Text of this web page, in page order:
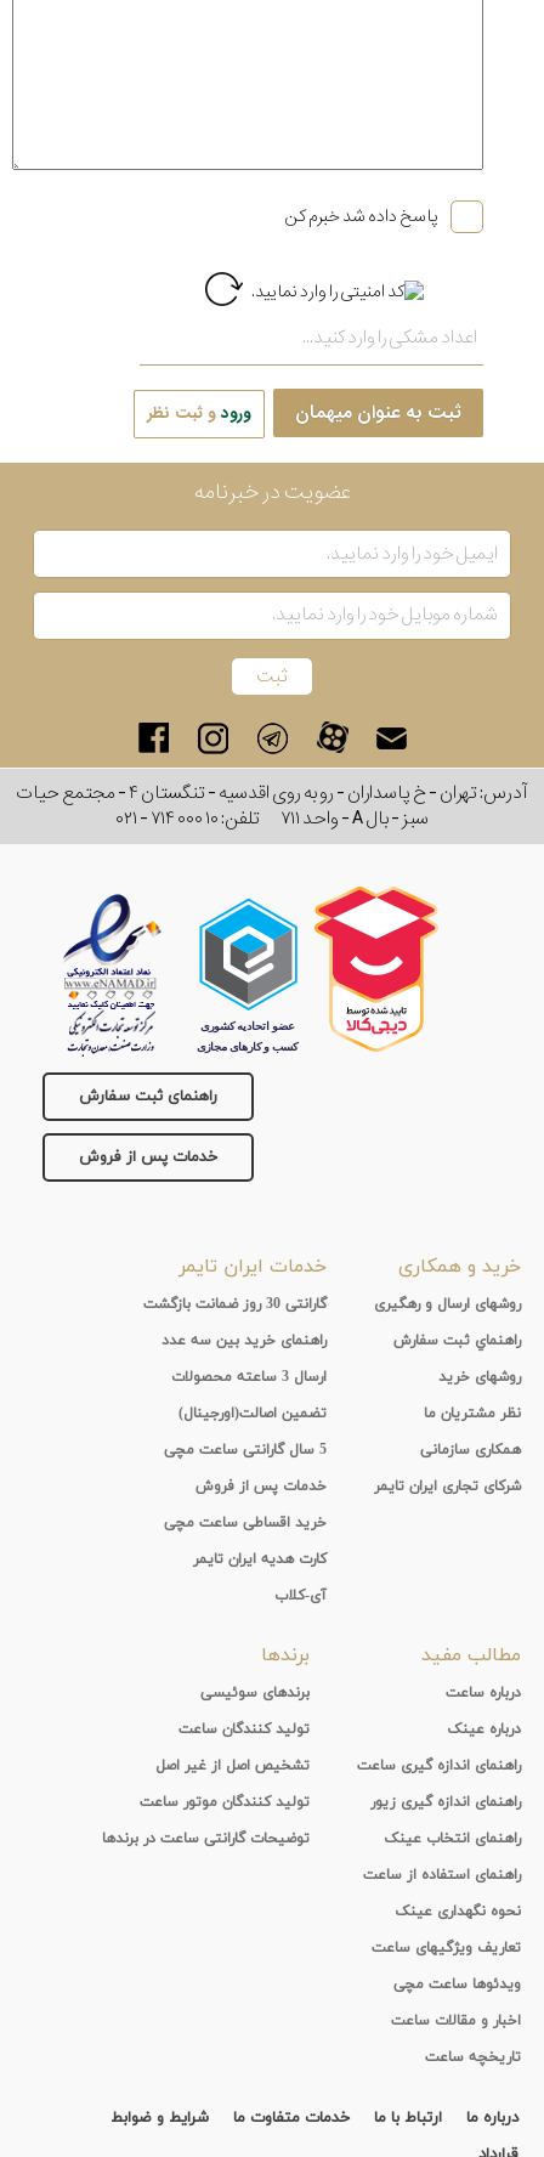
پاسخ داده شد خبرم کن
ثبت به عنوان میهمان ورودو ثبت نظر
عضویت در خبرنامه
آدرس: تهران - خ پاسداران - رو به روی اقدسیه - تنگستان ۴ - مجتمع حیات
سبز - بال A - واحد ۷۱۱
تلفن:۰۲۱ - ۷۱۴ ۰۰۰ ۱۰
راهنمای ثبت سفارش
خدمات پس از فروش
خرید و همکاری
روشهای ارسال و رهگیری
راهنماي ثبت سفارش
روشهای خرید
نظر مشتریان ما
همکاری سازمانی
شرکای تجاری ایران تایمر
خدمات ایران تایمر
گارانتی 30 روز ضمانت بازگشت
راهنمای خرید بین سه عدد
ارسال 3 ساعته محصولات
تضمین اصالت(اورجینال)
5 سال گارانتی ساعت مچی
خدمات پس از فروش
خرید اقساطی ساعت مچی
کارت هدیه ایران تایمر
آی-کلاب
مطالب مفید
درباره ساعت
درباره عینک
راهنمای اندازه گیری ساعت
راهنمای اندازه گیری زیور
راهنمای انتخاب عینک
راهنمای استفاده از ساعت
نحوه نگهداری عینک
تعاریف ویژگیهای ساعت
ویدئوها ساعت مچی
اخبار و مقالات ساعت
تاریخچه ساعت
برندها
برندهای سوئیسی
تولید کنندگان ساعت
تشخیص اصل از غیر اصل
تولید کنندگان موتور ساعت
توضیحات گارانتی ساعت در برندها
درباره ما ارتباط با ما خدمات متفاوت ما
شرایط و ضوابط